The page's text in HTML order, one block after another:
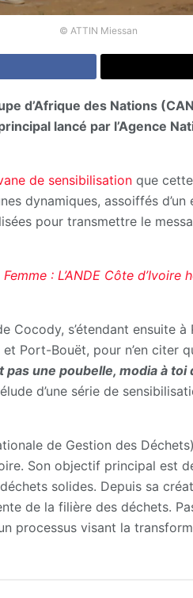
© ATTIN Miessan
d’Afrique des Nations
lancé par l’Agence
de sensibilisation que
dynamiques, assoiffés
pour transmettre le
: L’ANDE Côte
Cocody, s’étendant ensuite
Port-Bouët, pour n’en citer
pas une poubelle, modia à
d’une série de
de Gestion des
Son objectif principal est
solides. Depuis sa
de la filière des déchets.
processus visant la